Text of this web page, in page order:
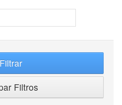
Filtrar
Filtros